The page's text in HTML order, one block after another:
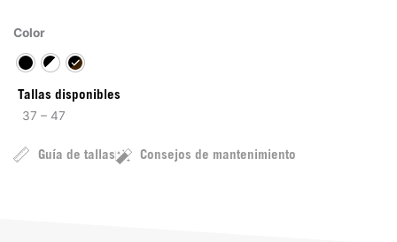
Color
Tallas disponibles
37 – 47
Guía de tallas Consejos de mantenimiento